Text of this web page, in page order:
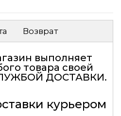
Возврат
выполняет
товара своей
ДОСТАВКИ.
курьером